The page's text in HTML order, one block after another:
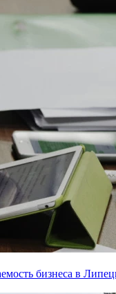
бизнеса в